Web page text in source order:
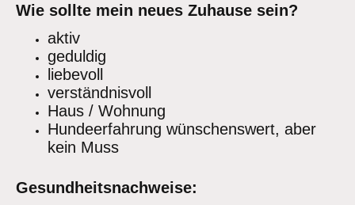
Wie sollte mein neues Zuhause sein?
aktiv
geduldig
liebevoll
verständnisvoll
Haus / Wohnung
Hundeerfahrung wünschenswert, aber
kein Muss
Gesundheitsnachweise: